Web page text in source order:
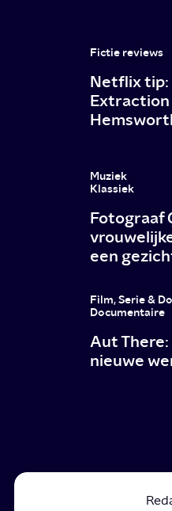
Fictie reviews
Netflix
Extraction
Muziek
Klassiek
Fotograaf
een
Film, Serie &
Documentaire
Aut
nieuwe